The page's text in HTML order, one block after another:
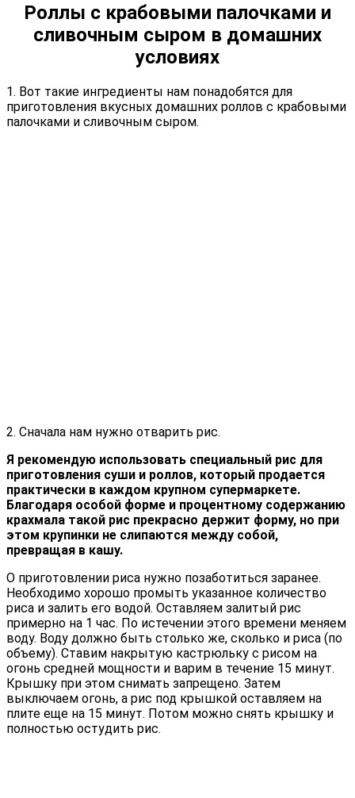
Роллы с крабовыми палочками и
сливочным сыром в домашних
условиях
1. Вот такие ингредиенты нам понадобятся для
приготовления вкусных домашних роллов с крабовыми
палочками и сливочным сыром.
2. Сначала нам нужно отварить рис.
Я рекомендую использовать специальный рис для
приготовления суши и роллов, который продается
практически в каждом крупном супермаркете.
Благодаря особой форме и процентному содержанию
крахмала такой рис прекрасно держит форму, но при
этом крупинки не слипаются между собой,
превращая в кашу.
О приготовлении риса нужно позаботиться заранее.
Необходимо хорошо промыть указанное количество
риса и залить его водой. Оставляем залитый рис
примерно на 1 час. По истечении этого времени меняем
воду. Воду должно быть столько же, сколько и риса (по
объему). Ставим накрытую кастрюльку с рисом на
огонь средней мощности и варим в течение 15 минут.
Крышку при этом снимать запрещено. Затем
выключаем огонь, а рис под крышкой оставляем на
плите еще на 15 минут. Потом можно снять крышку и
полностью остудить рис.